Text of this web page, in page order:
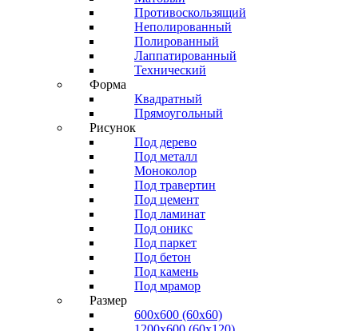
Противоскользящий
Неполированный
Полированный
Лаппатированный
Технический
Форма
Квадратный
Прямоугольный
Рисунок
Под дерево
Под металл
Моноколор
Под травертин
Под цемент
Под ламинат
Под оникс
Под паркет
Под бетон
Под камень
Под мрамор
Размер
600х600 (60х60)